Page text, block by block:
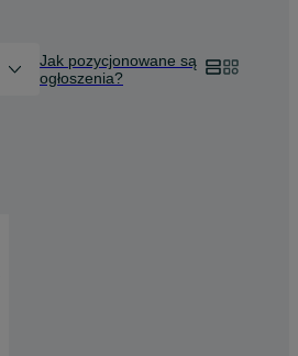
Jak pozycjonowane są
ogłoszenia?